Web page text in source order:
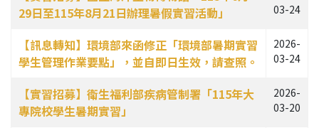
29日至115年8月21日辦理暑假實習活動」
03-24
【訊息轉知】環境部來函修正「環境部暑期實習
學生管理作業要點」，並自即日生效，請查照。
2026-
03-24
【實習招募】衛生福利部疾病管制署「115年大
專院校學生暑期實習」
2026-
03-20